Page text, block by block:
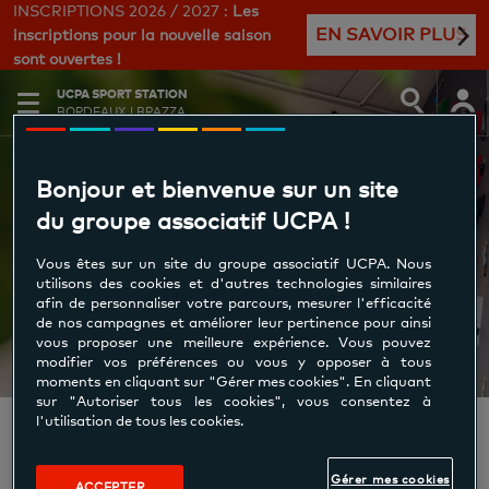
INSCRIPTIONS 2026 / 2027 : Les
inscriptions pour la nouvelle saison
sont ouvertes !
EN SAVOIR PLUS
UCPA SPORT STATION
BORDEAUX I BRAZZA
Règlement Intérieur
Bonjour et bienvenue sur un site
du groupe associatif UCPA !
Vous êtes sur un site du groupe associatif UCPA. Nous
utilisons des cookies et d'autres technologies similaires
afin de personnaliser votre parcours, mesurer l'efficacité
de nos campagnes et améliorer leur pertinence pour ainsi
vous proposer une meilleure expérience. Vous pouvez
modifier vos préférences ou vous y opposer à tous
moments en cliquant sur "Gérer mes cookies". En cliquant
sur "Autoriser tous les cookies", vous consentez à
l'utilisation de tous les cookies.
Gérer mes cookies